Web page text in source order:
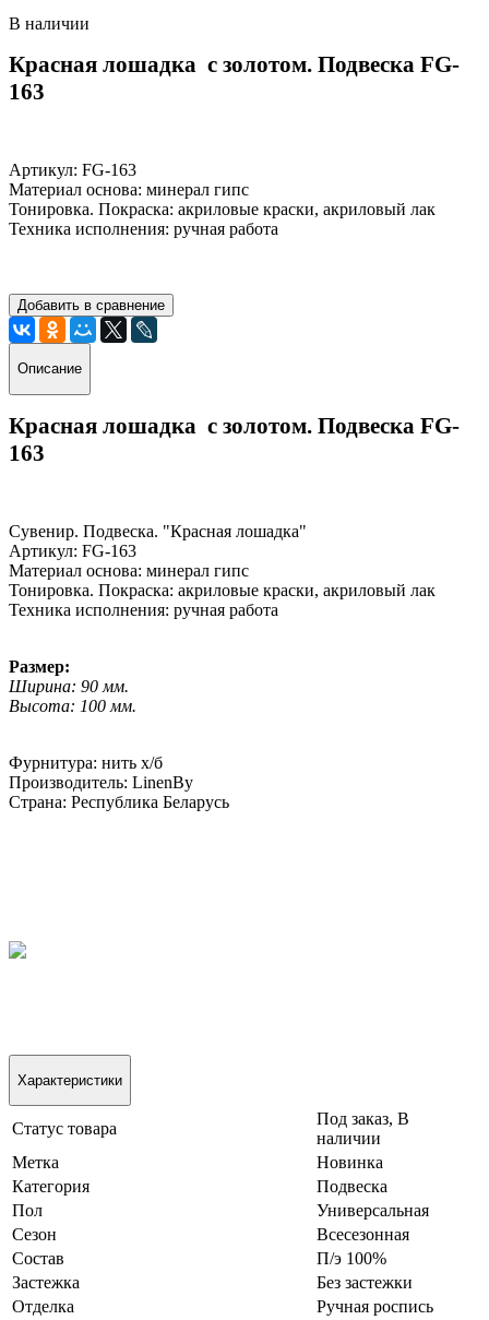
В наличии
Красная лошадка с золотом. Подвеска FG-
163
Артикул: FG-163
Материал основа: минерал гипс
Тонировка. Покраска: акриловые краски, акриловый лак
Техника исполнения: ручная работа
Добавить в сравнение
Описание
Красная лошадка с золотом. Подвеска FG-
163
Сувенир. Подвеска. "Красная лошадка"
Артикул: FG-163
Материал основа: минерал гипс
Тонировка. Покраска: акриловые краски, акриловый лак
Техника исполнения: ручная работа
Размер:
Ширина: 90 мм.
Высота: 100 мм.
Фурнитура: нить х/б
Производитель: LinenBy
Страна: Республика Беларусь
Характеристики
Статус товара
Под заказ, В
наличии
Метка
Новинка
Категория
Подвеска
Пол
Универсальная
Сезон
Всесезонная
Состав
П/э 100%
Застежка
Без застежки
Отделка
Ручная роспись